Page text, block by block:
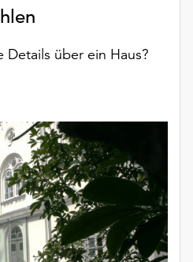
Details über ein Haus?